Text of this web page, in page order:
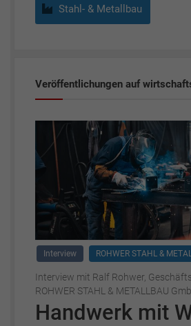
Stahl- & Metallbau
Veröffentlichungen auf
Interview ROHWER STAHL &
Interview mit Ralf Rohwer,
ROHWER STAHL & METALLBAU
Handwerk mit